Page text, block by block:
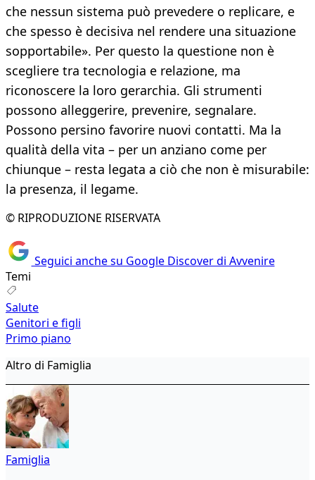
che nessun sistema può prevedere o replicare, e
che spesso è decisiva nel rendere una situazione
sopportabile». Per questo la questione non è
scegliere tra tecnologia e relazione, ma
riconoscere la loro gerarchia. Gli strumenti
possono alleggerire, prevenire, segnalare.
Possono persino favorire nuovi contatti. Ma la
qualità della vita – per un anziano come per
chiunque – resta legata a ciò che non è misurabile:
la presenza, il legame.
© RIPRODUZIONE RISERVATA
Seguici anche su Google Discover di Avvenire
Temi
Salute
Genitori e figli
Primo piano
Altro di Famiglia
Famiglia